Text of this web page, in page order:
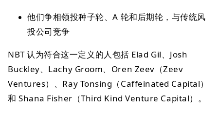
他们争相领投种子轮、A 轮和后期轮，与传统风
投公司竞争
NBT 认为符合这一定义的人包括 Elad Gil、Josh
Buckley、Lachy Groom、Oren Zeev（Zeev
Ventures）、Ray Tonsing（Caffeinated Capital）
和 Shana Fisher（Third Kind Venture Capital）。